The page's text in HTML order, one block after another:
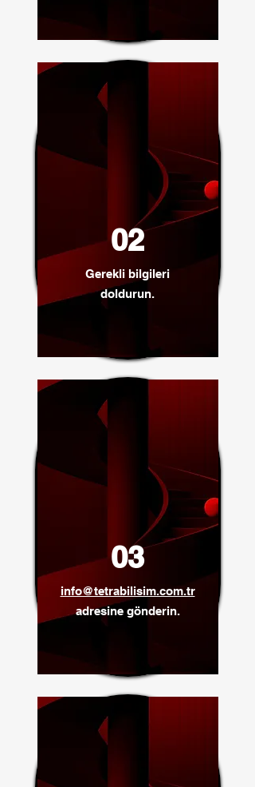
02
Gerekli bilgileri
doldurun.
03
info@tetrabilisim.com.tr
adresine gönderin.